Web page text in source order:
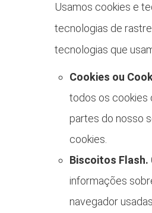
Usamos cookies e
tecnologias de
tecnologias que
Cookies ou
todos os cookies
partes do nosso
cookies.
Biscoitos Flash.
informações
navegador